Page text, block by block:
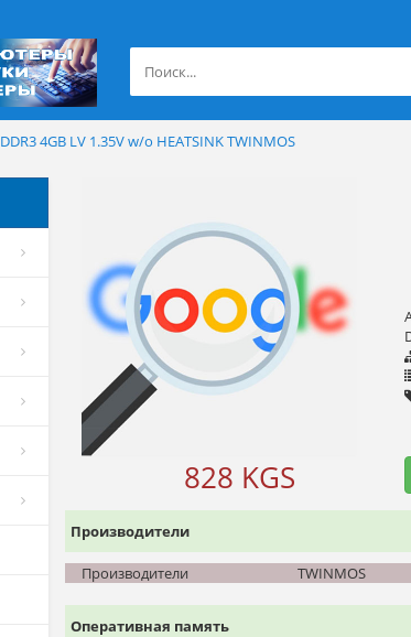
DDR3 4GB LV 1.35V w/o HEATSINK TWINMOS
828 KGS
Производители
Производители TWINMOS
Оперативная память